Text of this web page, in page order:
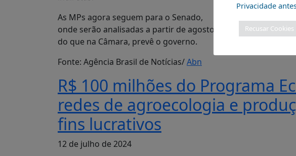
As MPs agora seguem para o Senado,
onde serão analisadas a partir de agosto, mas deverão
do que na Câmara, prevê o governo.
Fonte: Agência Brasil de Notícias/Abn
R$ 100 milhões do Programa
redes de agroecologia e
fins lucrativos
12 de julho de 2024
Privacidade
Recusar Cookies